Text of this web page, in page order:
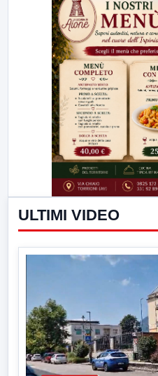
ULTIMI VIDEO